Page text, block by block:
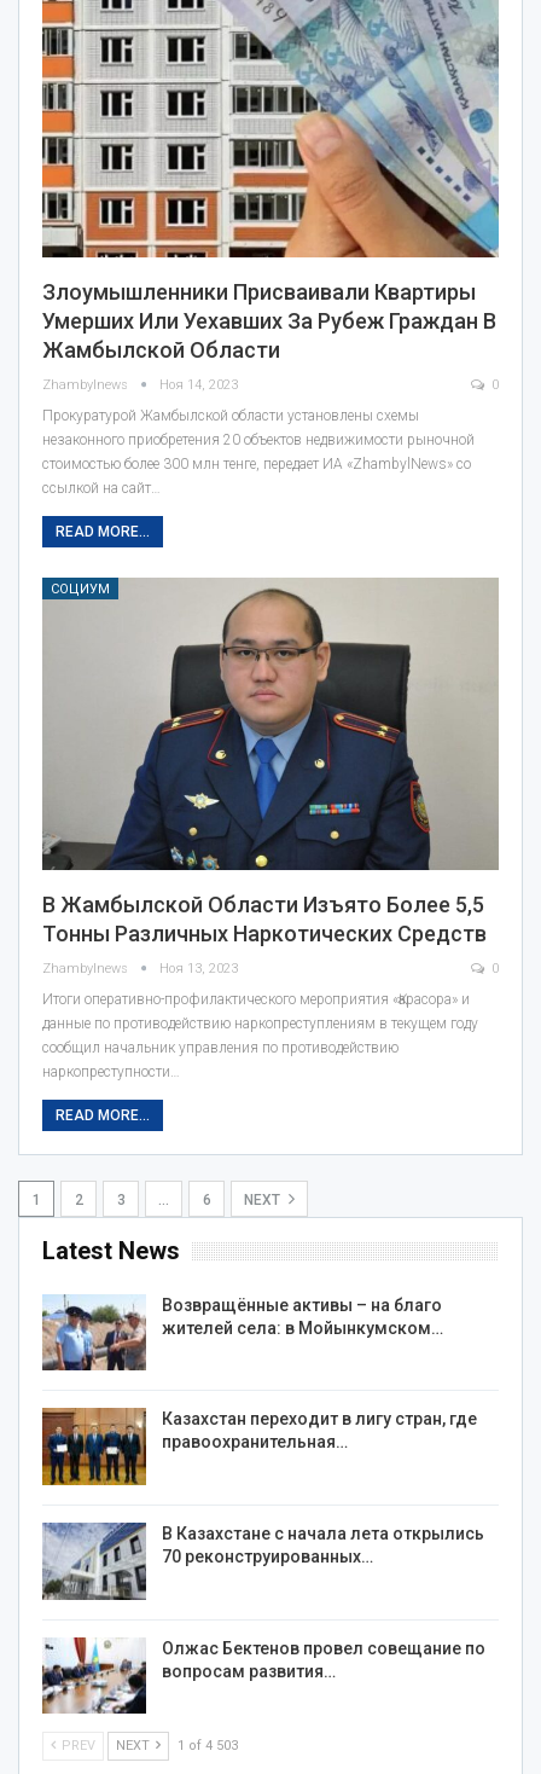
Злоумышленники Присваивали Квартиры
Умерших Или Уехавших За Рубеж Граждан В
Жамбылской Области
Zhambylnews Ноя 14, 2023 0
Прокуратурой Жамбылской области установлены схемы
незаконного приобретения 20 объектов недвижимости рыночной
стоимостью более 300 млн тенге, передает ИА «ZhambylNews» со
ссылкой на сайт…
READ MORE...
СОЦИУМ
В Жамбылской Области Изъято Более 5,5
Тонны Различных Наркотических Средств
Zhambylnews Ноя 13, 2023 0
Итоги оперативно-профилактического мероприятия «Қарасора» и
данные по противодействию наркопреступлениям в текущем году
сообщил начальник управления по противодействию
наркопреступности…
READ MORE...
1 2 3 … 6 NEXT
Latest News
Возвращённые активы – на благо
жителей села: в Мойынкумском…
Казахстан переходит в лигу стран, где
правоохранительная…
В Казахстане с начала лета открылись
70 реконструированных…
Олжас Бектенов провел совещание по
вопросам развития…
PREV NEXT 1 of 4 503